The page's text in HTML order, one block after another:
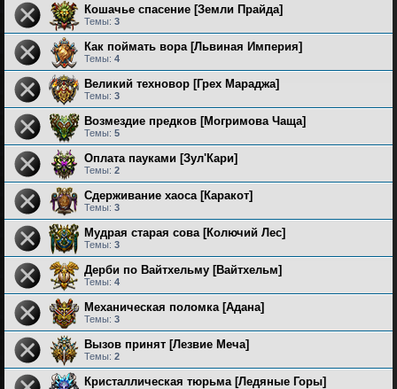
Кошачье спасение [Земли Прайда]
Темы: 3
Как поймать вора [Львиная Империя]
Темы: 4
Великий техновор [Грех Мараджа]
Темы: 3
Возмездие предков [Могримова Чаща]
Темы: 5
Оплата пауками [Зул'Кари]
Темы: 2
Сдерживание хаоса [Каракот]
Темы: 3
Мудрая старая сова [Колючий Лес]
Темы: 3
Дерби по Вайтхельму [Вайтхельм]
Темы: 4
Механическая поломка [Адана]
Темы: 3
Вызов принят [Лезвие Меча]
Темы: 2
Кристаллическая тюрьма [Ледяные Горы]